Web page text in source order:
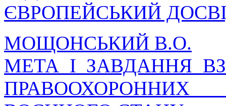
ЄВРОПЕЙСЬКИЙ
МОЩОНСЬКИЙ В.О.
МЕТА І ЗАВДАННЯ